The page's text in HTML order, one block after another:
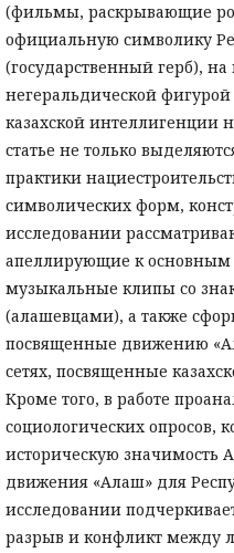
(фильмы, раскрывающие
официальную символику
(государственный герб),
негеральдической
казахской интеллигенции
статье не только
практики
символических форм,
исследовании
апеллирующие к
музыкальные клипы со
(алашевцами), а также
посвященные движению
сетях, посвященные
Кроме того, в работе
социологических опросов,
историческую значимость
движения «Алаш» для
исследовании
разрыв и конфликт между